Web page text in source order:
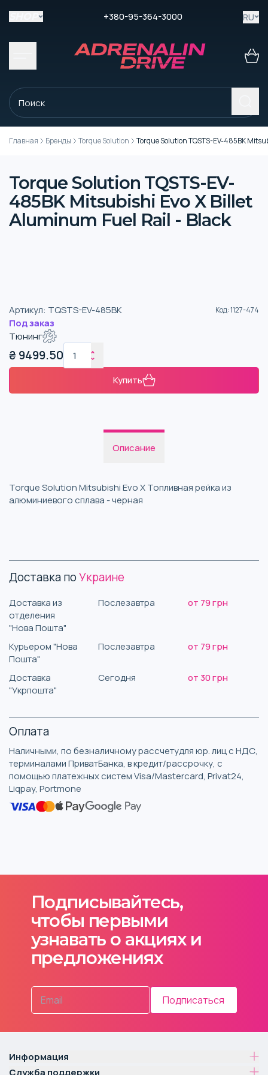
+380-95-364-3000 RU
Главная Бренды Torque Solution Torque Solution TQSTS-EV-485BK
Torque Solution TQSTS-EV-
485BK Mitsubishi Evo X Billet
Aluminum Fuel Rail - Black
Артикул: TQSTS-EV-485BK Код:1127-474
Под заказ
Тюнинг
₴ 9499.50
Купить
Описание
Torque Solution Mitsubishi Evo X Топливная рейка из
алюминиевого сплава - черная
Доставка поУкраине
Доставка из
отделения
"Нова Пошта"
Послезавтра от 79 грн
Курьером "Нова
Пошта"
Послезавтра от 79 грн
Доставка
"Укрпошта"
Сегодня от 30 грн
Оплата
Наличными, по безналичному рассчетудля юр. лиц с НДС,
терминалами ПриватБанка, в кредит/рассрочку, с
помощью платежных систем Visa/Mastercard, Privat24,
Liqpay, Portmone
Подписывайтесь,
чтобы первыми
узнавать о акциях и
предложениях
Подписаться
Информация
Служба поддержки